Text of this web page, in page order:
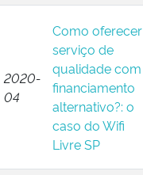
2020-
04
Como oferecer
serviço de
qualidade com
financiamento
alternativo?: o
caso do Wifi
Livre SP